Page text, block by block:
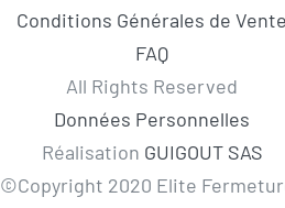
Conditions Générales de Vente
FAQ
All Rights Reserved
Données Personnelles
Réalisation GUIGOUT SAS
©Copyright 2020 Elite